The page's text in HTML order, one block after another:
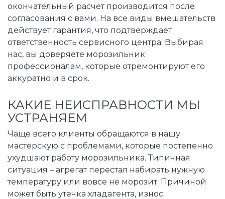
окончательный расчет производится после
согласования с вами. На все виды вмешательств
действует гарантия, что подтверждает
ответственность сервисного центра. Выбирая
нас, вы доверяете морозильник
профессионалам, которые отремонтируют его
аккуратно и в срок.
КАКИЕ НЕИСПРАВНОСТИ МЫ
УСТРАНЯЕМ
Чаще всего клиенты обращаются в нашу
мастерскую с проблемами, которые постепенно
ухудшают работу морозильника. Типичная
ситуация – агрегат перестал набирать нужную
температуру или вовсе не морозит. Причиной
может быть утечка хладагента, износ